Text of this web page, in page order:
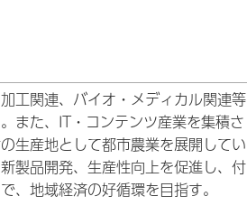
工関連、バイオ・メディカル関連等
また、IT・コンテンツ産業を集積さ
生産地として都市農業を展開してい
製品開発、生産性向上を促進し、付
、地域経済の好循環を目指す。